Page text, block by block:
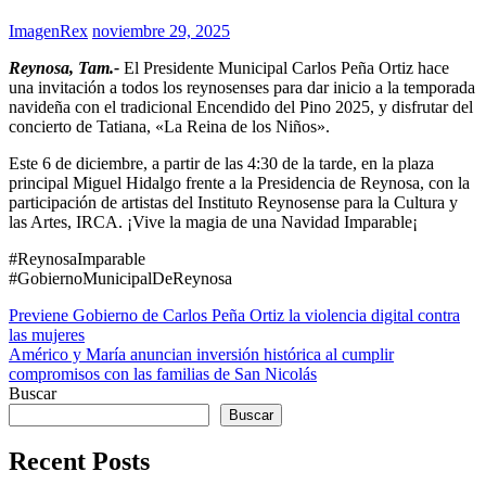
ImagenRex noviembre 29, 2025
Reynosa, Tam.- El Presidente Municipal Carlos Peña Ortiz hace
una invitación a todos los reynosenses para dar inicio a la temporada
navideña con el tradicional Encendido del Pino 2025, y disfrutar del
concierto de Tatiana, «La Reina de los Niños».
Este 6 de diciembre, a partir de las 4:30 de la tarde, en la plaza
principal Miguel Hidalgo frente a la Presidencia de Reynosa, con la
participación de artistas del Instituto Reynosense para la Cultura y
las Artes, IRCA. ¡Vive la magia de una Navidad Imparable¡
#ReynosaImparable
#GobiernoMunicipalDeReynosa
Navegación
de
entradas
Previene Gobierno de Carlos Peña Ortiz la violencia digital contra
las mujeres
Américo y María anuncian inversión histórica al cumplir
compromisos con las familias de San Nicolás
Buscar
Buscar
Recent Posts